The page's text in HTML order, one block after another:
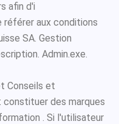
afin d'i
référer aux conditions
SA. Gestion
Admin.exe.
Conseils et
constituer des marques
. Si l'utilisateur